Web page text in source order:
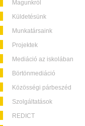
Magunkról
Küldetésünk
Munkatársaink
Projektek
Mediáció az iskolában
Börtönmediáció
Közösségi párbeszéd
Szolgáltatások
REDICT